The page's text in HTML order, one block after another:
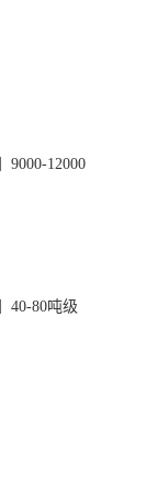
9000-12000
40-80吨级